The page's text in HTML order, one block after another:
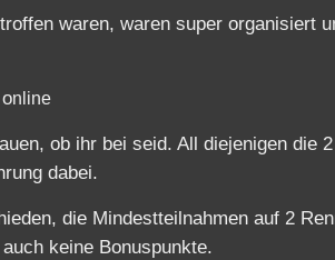
ob ihr bei seid. All diejenigen die 2
dabei.
die Mindestteilnahmen auf 2
keine Bonuspunkte.
- am Irschenberg statt.